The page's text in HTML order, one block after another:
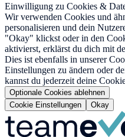
Einwilligung zu Cookies &
Wir verwenden Cookies und
personalisieren und dein
"Okay" klickst oder in den
aktivierst, erklärst du dich mit
Dies ist ebenfalls in unserer
Einstellungen zu ändern oder
kannst du jederzeit deine
Optionale Cookies ablehnen
Cookie Einstellungen
Okay